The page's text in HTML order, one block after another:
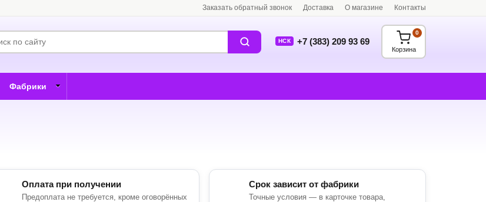
Заказать обратный звонок Доставка О магазине Контакты
НСК +7 (383) 209 93 69
Корзина
0
Фабрики
Оплата при получении
Предоплата не требуется, кроме оговорённых
Срок зависит от фабрики
Точные условия — в карточке товара,